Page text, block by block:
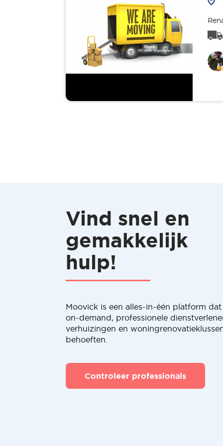
Vind snel en
gemakkelijk
hulp!
Moovick is een alles-in-één platform
on-demand, professionele
verhuizingen en
behoeften.
Controleer professionals